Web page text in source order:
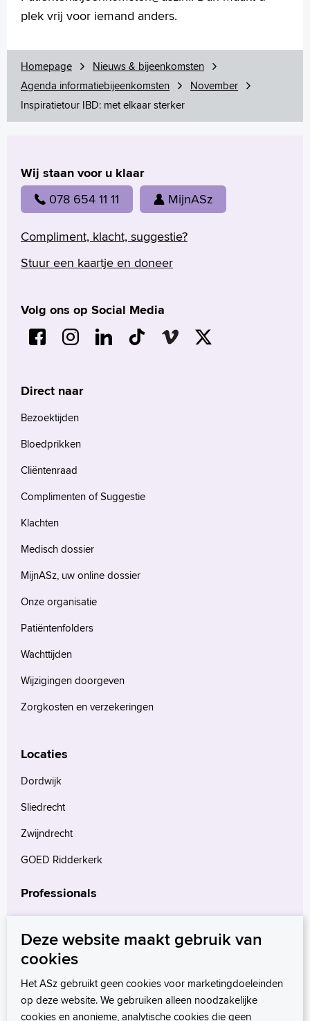
plek vrij voor iemand anders.
Homepage
Nieuws & bijeenkomsten
Agenda informatiebijeenkomsten
November
Inspiratietour IBD: met elkaar sterker
Wij staan voor u klaar
078 654 11 11 MijnASz
Compliment, klacht, suggestie?
Stuur een kaartje en doneer
Volg ons op Social Media
Direct naar
Bezoektijden
Bloedprikken
Cliëntenraad
Complimenten of Suggestie
Klachten
Medisch dossier
MijnASz, uw online dossier
Onze organisatie
Patiëntenfolders
Wachttijden
Wijzigingen doorgeven
Zorgkosten en verzekeringen
Locaties
Dordwijk
Sliedrecht
Zwijndrecht
GOED Ridderkerk
Professionals
Verwijzers
Wetenschappelijk onderzoek
Deze website maakt gebruik van
cookies
Het ASz gebruikt geen cookies voor marketingdoeleinden
op deze website. We gebruiken alleen noodzakelijke
cookies en anonieme, analytische cookies die geen